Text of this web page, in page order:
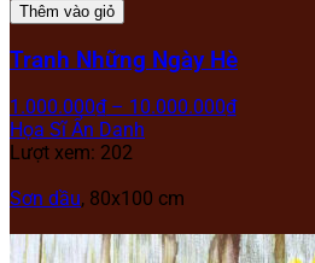
Thêm vào giỏ
Tranh Những Ngày Hè
1.000.000₫ – 10.000.000₫
Họa Sĩ Ẩn Danh
Lượt xem: 202
Sơn dầu, 80x100 cm